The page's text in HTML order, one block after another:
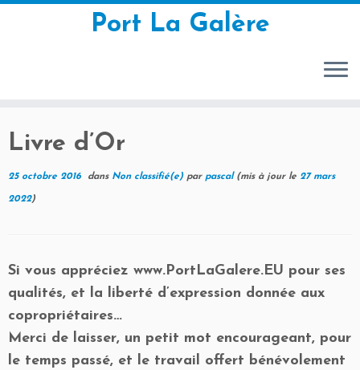
Port La Galère
Livre d’Or
25 octobre 2016dans Non classifié(e) par pascal(mis à jour le 27 mars
2022)
Si vous appréciez www.PortLaGalere.EU pour ses
qualités, et la liberté d’expression donnée aux
copropriétaires…
Merci de laisser, un petit mot encourageant, pour
le temps passé, et le travail offert bénévolement